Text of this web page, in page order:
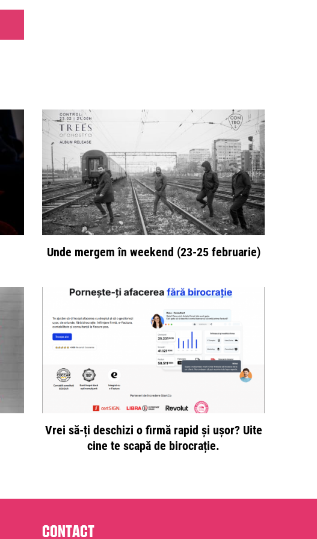
Unde mergem în weekend (23-25 februarie)
Vrei să-ți deschizi o firmă rapid și ușor? Uite
cine te scapă de birocrație.
Contact